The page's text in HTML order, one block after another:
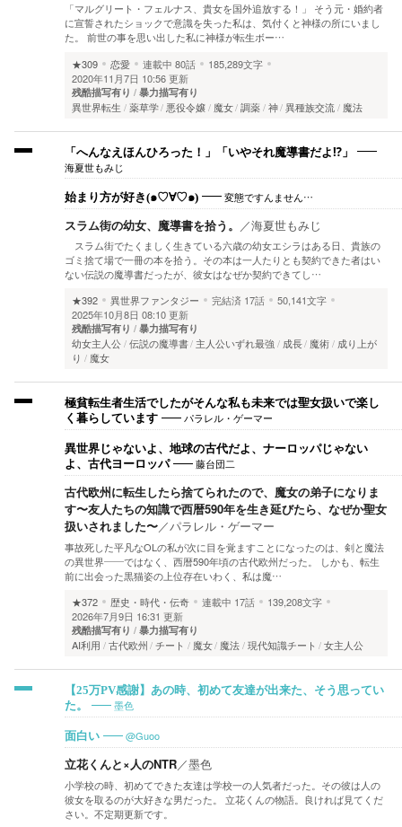
「マルグリート・フェルナス、貴女を国外追放する！」 そう元・婚約者
に宣誓されたショックで意識を失った私は、気付くと神様の所にいまし
た。 前世の事を思い出した私に神様が転生ボー…
★309
恋愛 連載中 80話
185,289文字
2020年11月7日 10:56 更新
残酷描写有り 暴力描写有り
異世界転生 薬草学 悪役令嬢 魔女 調薬 神 異種族交流 魔法
「へんなえほんひろった！」「いやそれ魔導書だよ⁉」
海夏世もみじ
始まり方が好き(๑♡∀♡๑) 変態ですんません…
スラム街の幼女、魔導書を拾う。 ／海夏世もみじ
スラム街でたくましく生きている六歳の幼女エシラはある日、貴族の
ゴミ捨て場で一冊の本を拾う。その本は一人たりとも契約できた者はい
ない伝説の魔導書だったが、彼女はなぜか契約できてし…
★392
異世界ファンタジー 完結済 17話
50,141文字
2025年10月8日 08:10 更新
残酷描写有り 暴力描写有り
幼女主人公 伝説の魔導書 主人公いずれ最強 成長 魔術
成り上が
り
魔女
極貧転生者生活でしたがそんな私も未来では聖女扱いで楽し
く暮らしています
パラレル・ゲーマー
異世界じゃないよ、地球の古代だよ、ナーロッパじゃない
よ、古代ヨーロッパ
藤台団二
古代欧州に転生したら捨てられたので、魔女の弟子になりま
す〜友人たちの知識で西暦590年を生き延びたら、なぜか聖女
扱いされました〜／パラレル・ゲーマー
事故死した平凡なOLの私が次に目を覚ますことになったのは、剣と魔法
の異世界――ではなく、西暦590年頃の古代欧州だった。 しかも、転生
前に出会った黒猫姿の上位存在いわく、私は魔…
★372
歴史・時代・伝奇 連載中 17話
139,208文字
2026年7月9日 16:31 更新
残酷描写有り 暴力描写有り
AI利用 古代欧州 チート 魔女 魔法 現代知識チート 女主人公
【25万PV感謝】あの時、初めて友達が出来た、そう思ってい
た。
墨色
面白い @Guoo
立花くんと×人のNTR／墨色
小学校の時、初めてできた友達は学校一の人気者だった。その彼は人の
彼女を取るのが大好きな男だった。 立花くんの物語。良ければ見てくだ
さい。不定期更新です。